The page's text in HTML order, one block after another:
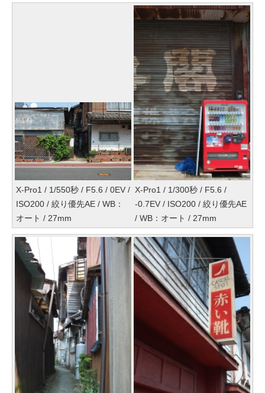
X-Pro1 / 1/550秒 / F5.6 / 0EV /
ISO200 / 絞り優先AE / WB：
オート / 27mm
X-Pro1 / 1/300秒 / F5.6 /
-0.7EV / ISO200 / 絞り優先AE
/ WB：オート / 27mm